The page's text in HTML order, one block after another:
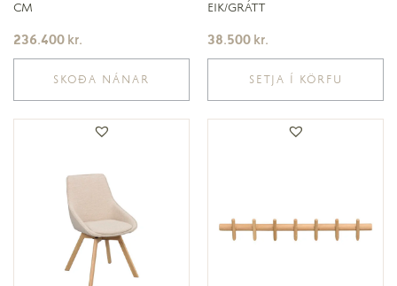
CM
236.400 kr.
SKOÐA NÁNAR
EIK/GRÁTT
38.500 kr.
SETJA Í KÖRFU